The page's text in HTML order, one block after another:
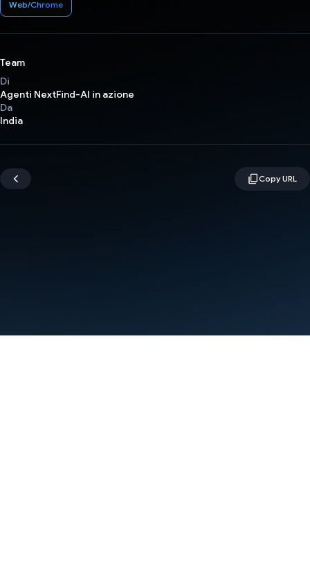
Web/Chrome
Team
Di
Agenti NextFind-AI in azione
Da
India